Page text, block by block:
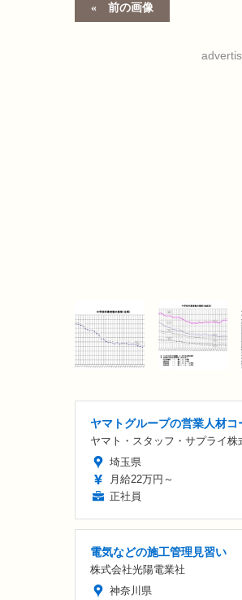
前の画像
ヤマトグループの営業人材コ
ヤマト・スタッフ・サプライ株
埼玉県
月給22万円～
正社員
電気などの施工管理見習い
株式会社光陽電業社
神奈川県